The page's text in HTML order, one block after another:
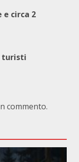
circa 2
turisti
commento.